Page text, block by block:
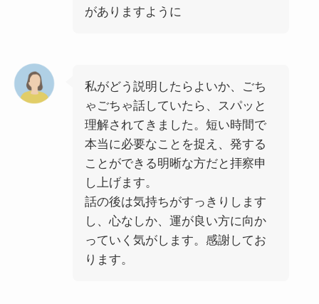
がありますように
私がどう説明したらよいか、ごち
ゃごちゃ話していたら、スパッと
理解されてきました。短い時間で
本当に必要なことを捉え、発する
ことができる明晰な方だと拝察申
し上げます。
話の後は気持ちがすっきりします
し、心なしか、運が良い方に向か
っていく気がします。感謝してお
ります。